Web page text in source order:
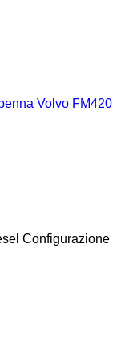
Volvo FM420
Configurazione